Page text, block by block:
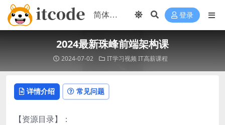
登录
2024最新珠峰前端架构课
2024-07-02 IT学习视频 IT高薪课程
详情介绍 常见问题
【资源目录】：